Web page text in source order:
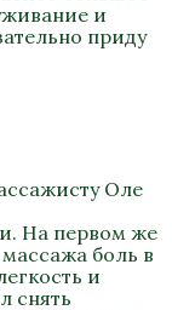
и
приду
Оле
На первом же
боль в
и
снять